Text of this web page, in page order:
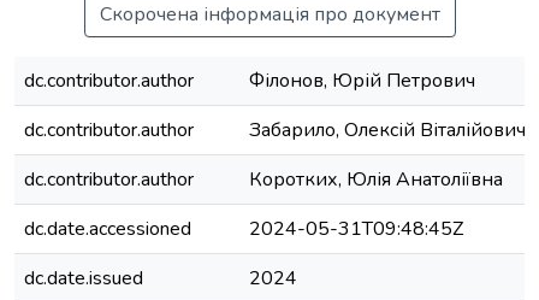
Скорочена інформація про документ
dc.contributor.author
Філонов, Юрій Петрович
dc.contributor.author
Забарило, Олексій Віталійович
dc.contributor.author
Коротких, Юлія Анатоліївна
dc.date.accessioned
2024-05-31T09:48:45Z
dc.date.issued
2024